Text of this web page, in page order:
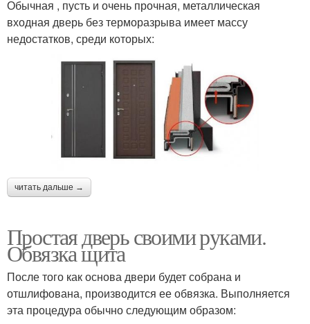
Обычная , пусть и очень прочная, металлическая
входная дверь без терморазрыва имеет массу
недостатков, среди которых:
читать дальше →
Простая дверь своими руками.
Обвязка щита
После того как основа двери будет собрана и
отшлифована, производится ее обвязка. Выполняется
эта процедура обычно следующим образом: